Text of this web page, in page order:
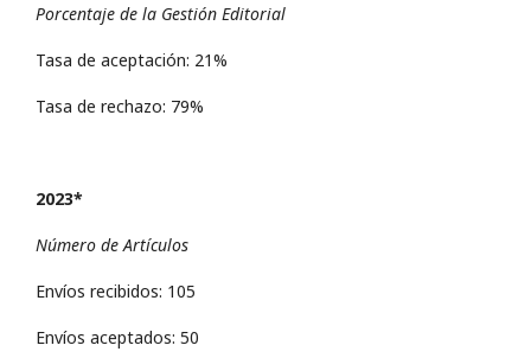
Porcentaje de la Gestión Editorial
Tasa de aceptación: 21%
Tasa de rechazo: 79%
2023*
Número de Artículos
Envíos recibidos: 105
Envíos aceptados: 50